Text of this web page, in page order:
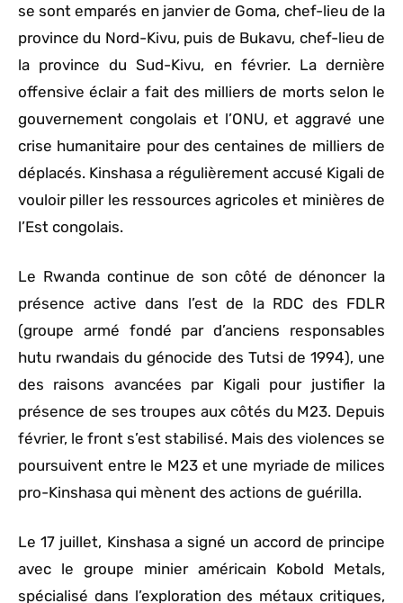
se sont emparés en janvier de Goma, chef-lieu de la
province du Nord-Kivu, puis de Bukavu, chef-lieu de
la province du Sud-Kivu, en février. La dernière
offensive éclair a fait des milliers de morts selon le
gouvernement congolais et l’ONU, et aggravé une
crise humanitaire pour des centaines de milliers de
déplacés. Kinshasa a régulièrement accusé Kigali de
vouloir piller les ressources agricoles et minières de
l’Est congolais.
Le Rwanda continue de son côté de dénoncer la
présence active dans l’est de la RDC des FDLR
(groupe armé fondé par d’anciens responsables
hutu rwandais du génocide des Tutsi de 1994), une
des raisons avancées par Kigali pour justifier la
présence de ses troupes aux côtés du M23. Depuis
février, le front s’est stabilisé. Mais des violences se
poursuivent entre le M23 et une myriade de milices
pro-Kinshasa qui mènent des actions de guérilla.
Le 17 juillet, Kinshasa a signé un accord de principe
avec le groupe minier américain Kobold Metals,
spécialisé dans l’exploration des métaux critiques,